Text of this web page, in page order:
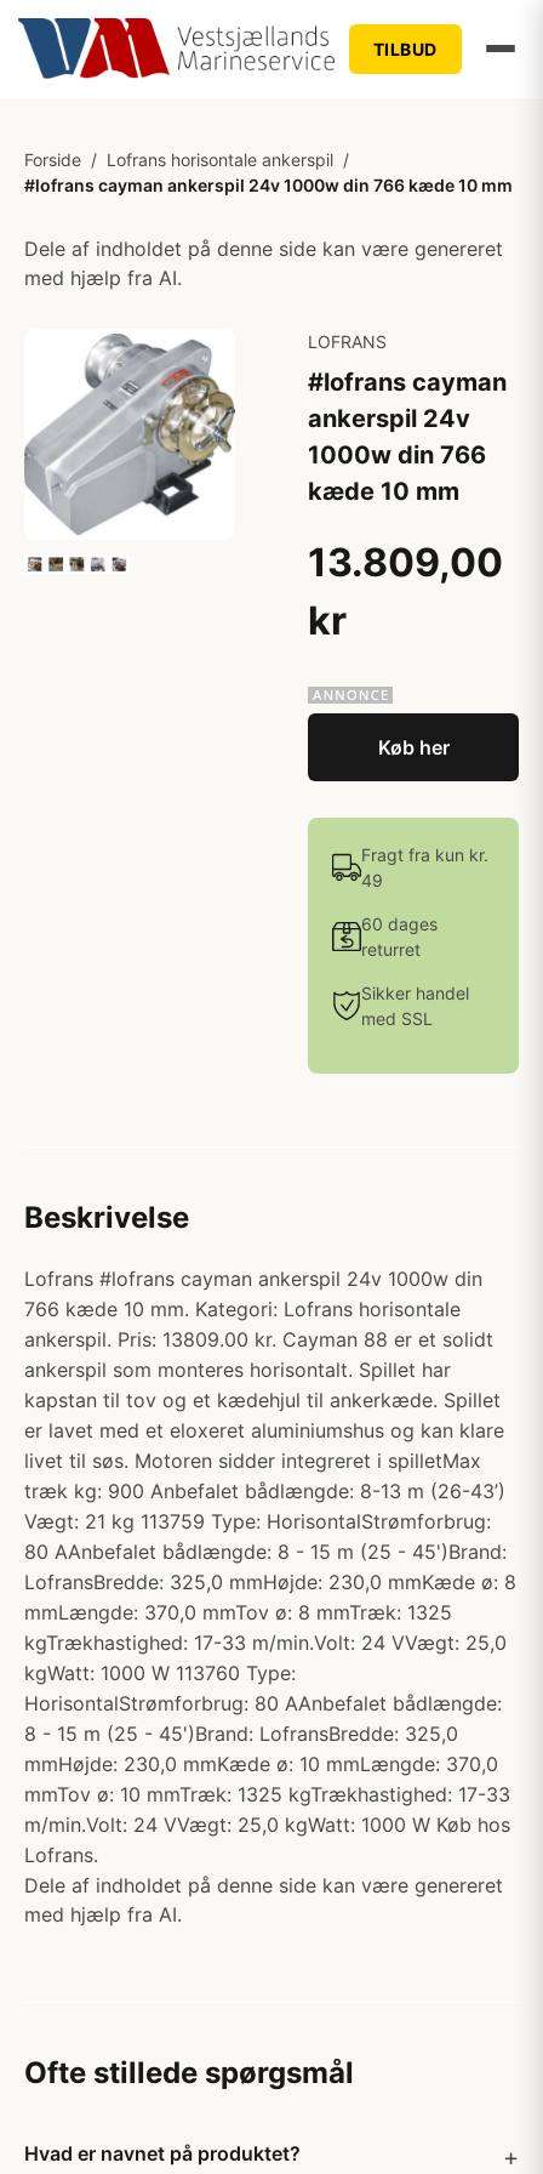
TILBUD
Forside / Lofrans horisontale ankerspil /
#lofrans cayman ankerspil 24v 1000w din 766 kæde 10 mm
Dele af indholdet på denne side kan være genereret
med hjælp fra AI.
LOFRANS
#lofrans cayman
ankerspil 24v
1000w din 766
kæde 10 mm
13.809,00
kr
Køb her
Fragt fra kun kr.
49
60 dages
returret
Sikker handel
med SSL
Beskrivelse
Lofrans #lofrans cayman ankerspil 24v 1000w din
766 kæde 10 mm. Kategori: Lofrans horisontale
ankerspil. Pris: 13809.00 kr. Cayman 88 er et solidt
ankerspil som monteres horisontalt. Spillet har
kapstan til tov og et kædehjul til ankerkæde. Spillet
er lavet med et eloxeret aluminiumshus og kan klare
livet til søs. Motoren sidder integreret i spilletMax
træk kg: 900 Anbefalet bådlængde: 8-13 m (26-43’)
Vægt: 21 kg 113759 Type: HorisontalStrømforbrug:
80 AAnbefalet bådlængde: 8 - 15 m (25 - 45')Brand:
LofransBredde: 325,0 mmHøjde: 230,0 mmKæde ø: 8
mmLængde: 370,0 mmTov ø: 8 mmTræk: 1325
kgTrækhastighed: 17-33 m/min.Volt: 24 VVægt: 25,0
kgWatt: 1000 W 113760 Type:
HorisontalStrømforbrug: 80 AAnbefalet bådlængde:
8 - 15 m (25 - 45')Brand: LofransBredde: 325,0
mmHøjde: 230,0 mmKæde ø: 10 mmLængde: 370,0
mmTov ø: 10 mmTræk: 1325 kgTrækhastighed: 17-33
m/min.Volt: 24 VVægt: 25,0 kgWatt: 1000 W Køb hos
Lofrans.
Dele af indholdet på denne side kan være genereret
med hjælp fra AI.
Ofte stillede spørgsmål
Hvad er navnet på produktet?